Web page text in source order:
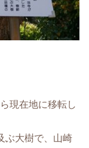
現在地に移転し
ぶ大樹で、山崎